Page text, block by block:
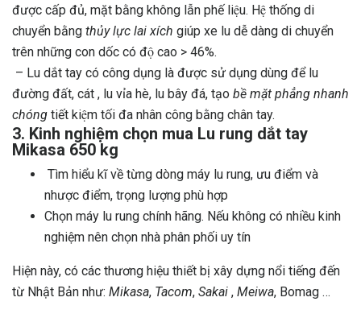
được cấp đủ, mặt bằng không lẫn phế liệu. Hệ thống di
chuyển bằng thủy lực lai xích giúp xe lu dễ dàng di chuyển
trên những con dốc có độ cao > 46%.
– Lu dắt tay có công dụng là được sử dụng dùng để lu
đường đất, cát , lu vỉa hè, lu bây đá, tạo bề mặt phẳng nhanh
chóng tiết kiệm tối đa nhân công bằng chân tay.
3. Kinh nghiệm chọn mua Lu rung dắt tay
Mikasa 650 kg
Tìm hiểu kĩ về từng dòng máy lu rung, ưu điểm và
nhược điểm, trọng lượng phù hợp
Chọn máy lu rung chính hãng. Nếu không có nhiều kinh
nghiệm nên chọn nhà phân phối uy tín
Hiện này, có các thương hiệu thiết bị xây dựng nổi tiếng đến
từ Nhật Bản như: Mikasa, Tacom, Sakai , Meiwa, Bomag …